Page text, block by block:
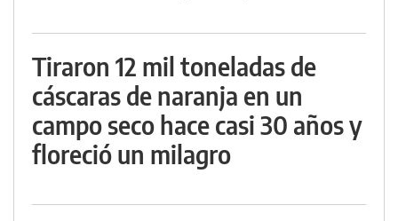
Tiraron 12 mil toneladas de
cáscaras de naranja en un
campo seco hace casi 30 años y
floreció un milagro